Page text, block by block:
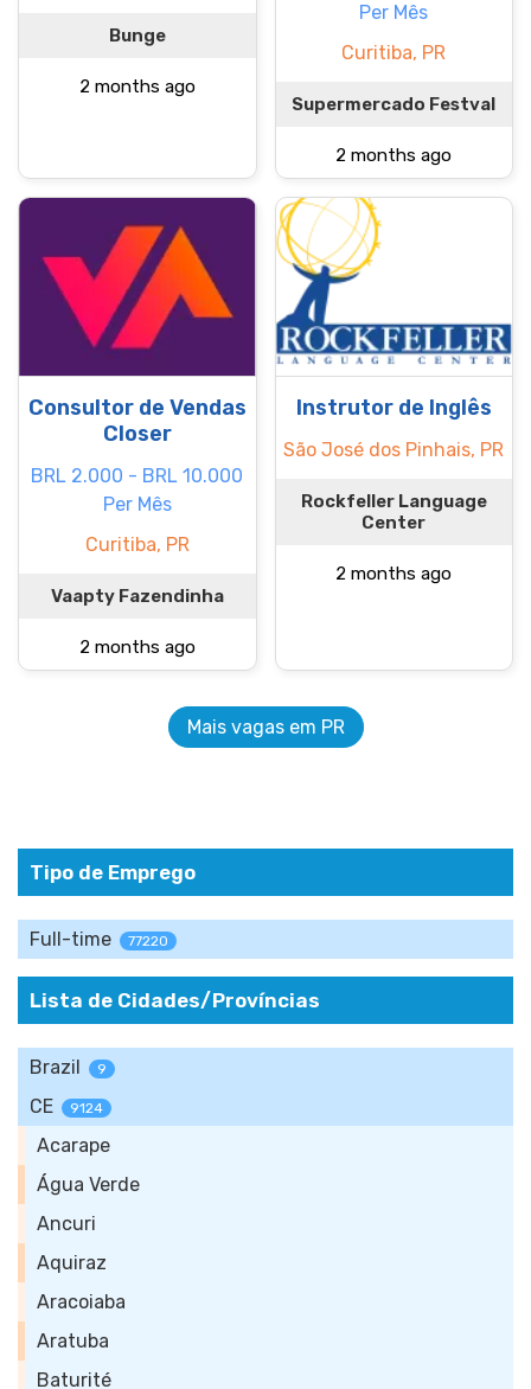
Bunge
2 months ago
Per Mês
Curitiba, PR
Supermercado Festval
2 months ago
Consultor de Vendas
Closer
BRL 2.000 - BRL 10.000
Per Mês
Curitiba, PR
Vaapty Fazendinha
2 months ago
Instrutor de Inglês
São José dos Pinhais, PR
Rockfeller Language
Center
2 months ago
Mais vagas em PR
Tipo de Emprego
Full-time 77220
Lista de Cidades/Províncias
Brazil 9
CE 9124
Acarape
Água Verde
Ancuri
Aquiraz
Aracoiaba
Aratuba
Baturité